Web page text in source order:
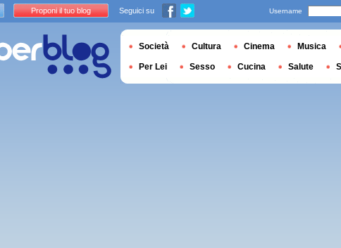
Proponi il tuo blog Seguici su Username
Società Cultura Cinema Musica
Per Lei Sesso Cucina Salute